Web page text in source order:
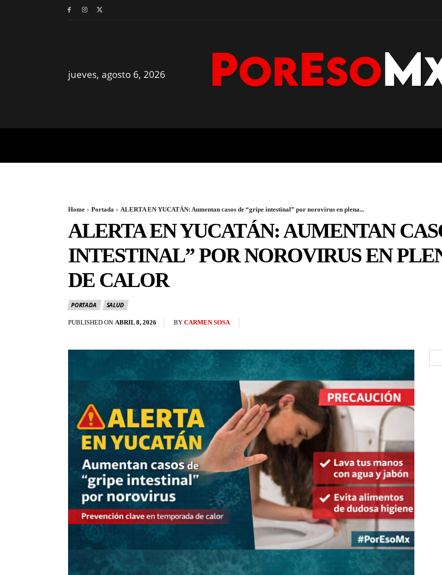
jueves, agosto 6, 2026
Home Portada ALERTA EN YUCATÁN: Aumentan casos de “gripe intestinal” por norovirus en plena...
ALERTA EN YUCATÁN: AUMENTAN
INTESTINAL” POR NOROVIRUS EN
DE CALOR
PORTADA SALUD
PUBLISHED ON ABRIL 8, 2026 BY CARMEN SOSA